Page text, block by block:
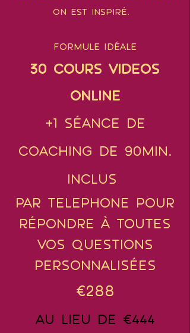
on est inspiré.
formule idéale
30 cours VIDEOS
ONLINE
+1 séance de
coaching de 90min.
inclus
par telephone pour
répondre à toutes
vos ques tions
personnaliséeS
€288
au lieu de €444